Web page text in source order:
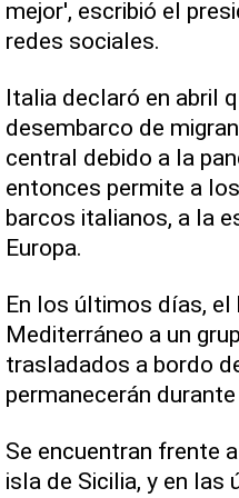
mejor', escribió el
redes sociales.
Italia declaró en abril
desembarco de
central debido a la
entonces permite a
barcos italianos, a la
Europa.
En los últimos días, el
Mediterráneo a un
trasladados a bordo
permanecerán
Se encuentran frente
isla de Sicilia, y en las